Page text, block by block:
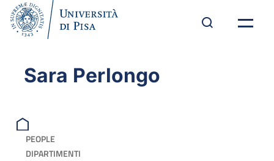
Sara Perlongo
PEOPLE
DIPARTIMENTI